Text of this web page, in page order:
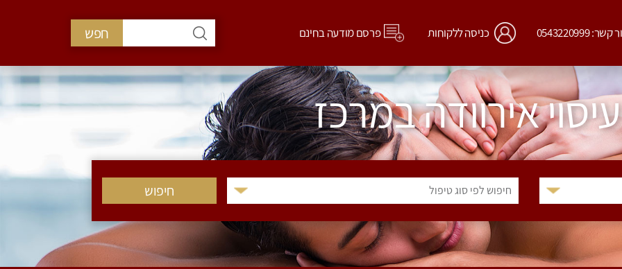
0543220999 כניסה ללקוחות פרסם מודעה בחינם חפש
עיסוי אירוודה במרכז
חיפוש לפי סוג טיפול